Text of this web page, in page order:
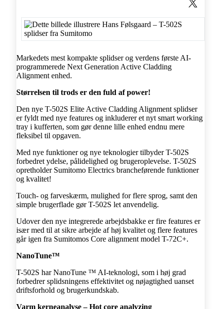
Markedets mest kompakte splidser og verdens første AI-
programmerede Next Generation Active Cladding
Alignment enhed.
Størrelsen til trods er den fuld af power!
Den nye T-502S Elite Active Cladding Alignment splidser
er fyldt med nye features og inkluderer et nyt smart working
tray i kufferten, som gør denne lille enhed endnu mere
fleksibel til opgaven.
Med nye funktioner og nye teknologier tilbyder T-502S
forbedret ydelse, pålidelighed og brugeroplevelse. T-502S
opretholder Sumitomo Electrics brancheførende funktioner
og kvalitet!
Touch- og farveskærm, mulighed for flere sprog, samt den
simple brugerflade gør T-502S let anvendelig.
Udover den nye integrerede arbejdsbakke er fire features er
især med til at sikre arbejde af høj kvalitet og flere features
går igen fra Sumitomos Core alignment model T-72C+.
NanoTune™
T-502S har NanoTune ™ AI-teknologi, som i høj grad
forbedrer splidsningens effektivitet og nøjagtighed uanset
driftsforhold og brugerkundskab.
Varm kerneanalyse – Hot core analyzing